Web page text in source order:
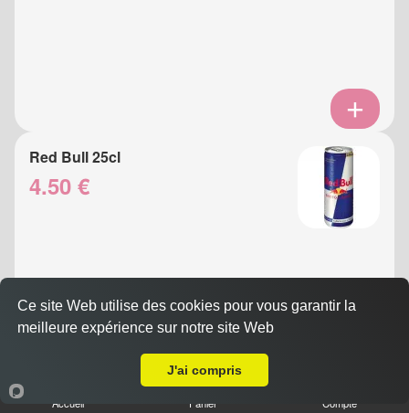
Red Bull 25cl
4.50 €
Eau Gazeuse 33cl
Accueil Panier Compte
Ce site Web utilise des cookies pour vous garantir la
meilleure expérience sur notre site Web
J'ai compris